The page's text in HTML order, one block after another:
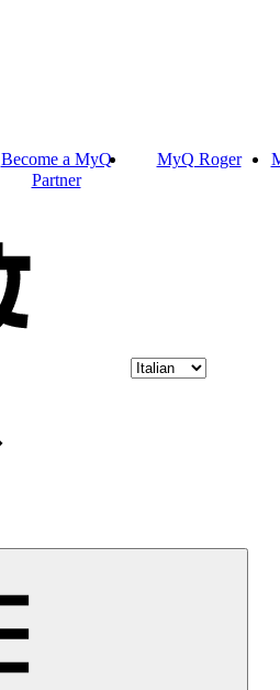
Become a MyQ
Partner
MyQ Roger